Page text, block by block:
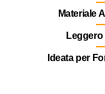
Materiale
Leggero
Ideata per